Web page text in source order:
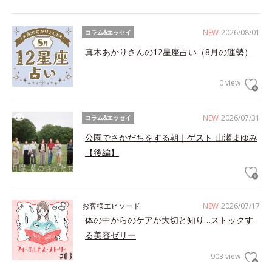
NEW 2026/08/01
コラム&エッセイ
真木あかりさんの12星座占い（8月の運勢）
0 view
NEW 2026/07/31
コラム&エッセイ
公園でさかだちをする朝｜ゲスト 山瀬まゆみ
【後編】
NEW 2026/07/17
お客様エピソード
体の中からのケアが大切と知り…ストックす
る美容ゼリー
903 view